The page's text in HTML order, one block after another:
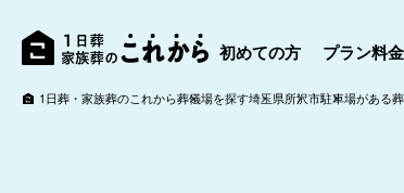
初めての方 プラン料金
1日葬・家族葬のこれから葬儀場を探す埼玉県所沢市駐車場がある